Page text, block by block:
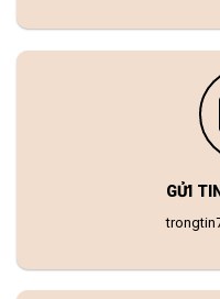
GỬI